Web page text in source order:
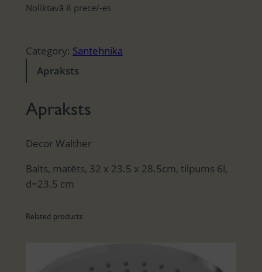
Noliktavā 8 prece/-es
Category: Santehnika
Apraksts
Apraksts
Decor Walther
Balts, matēts, 32 x 23.5 x 28.5cm, tilpums 6l,
d=23.5 cm
Related products